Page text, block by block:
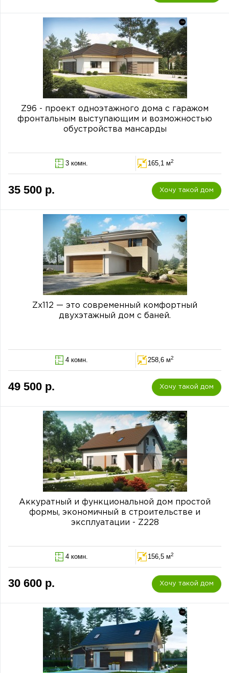
Z96 - проект одноэтажного дома с гаражом
фронтальным выступающим и возможностью
обустройства мансарды
3 комн. 165,1 м2
35 500 р. Хочу такой дом
Zx112 — это современный комфортный
двухэтажный дом с баней.
4 комн. 258,6 м2
49 500 р. Хочу такой дом
Аккуратный и функциональной дом простой
формы, экономичный в строительстве и
эксплуатации - Z228
4 комн. 156,5 м2
30 600 р. Хочу такой дом